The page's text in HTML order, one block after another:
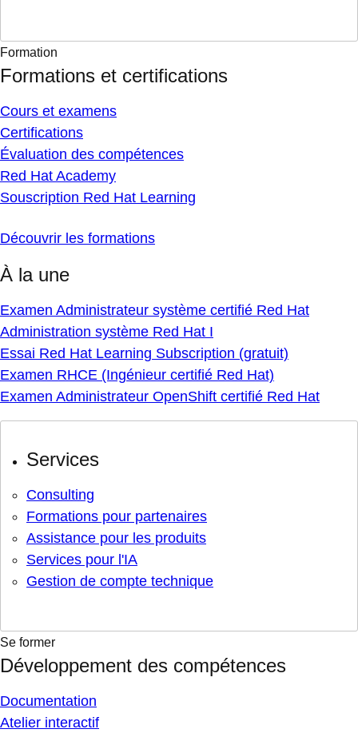
Formation
Formations et certifications
Cours et examens
Certifications
Évaluation des compétences
Red Hat Academy
Souscription Red Hat Learning
Découvrir les formations
À la une
Examen Administrateur système certifié Red Hat
Administration système Red Hat I
Essai Red Hat Learning Subscription (gratuit)
Examen RHCE (Ingénieur certifié Red Hat)
Examen Administrateur OpenShift certifié Red Hat
Services
Consulting
Formations pour partenaires
Assistance pour les produits
Services pour l'IA
Gestion de compte technique
Se former
Développement des compétences
Documentation
Atelier interactif